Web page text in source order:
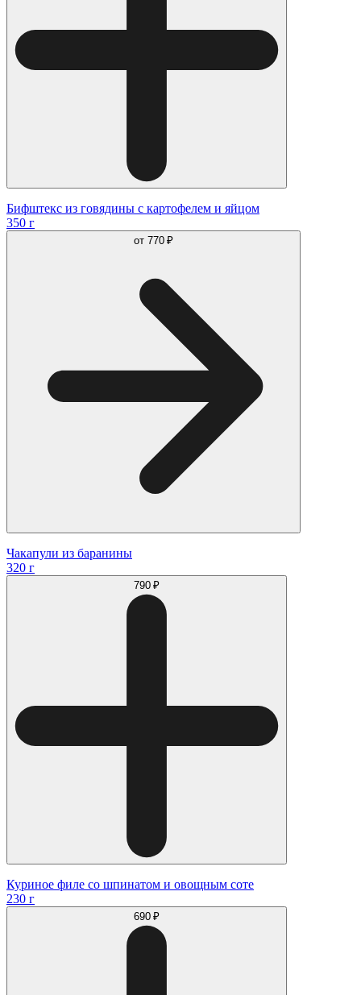
Бифштекс из говядины с картофелем и яйцом
350 г
от 770 ₽
Чакапули из баранины
320 г
790 ₽
Куриное филе со шпинатом и овощным соте
230 г
690 ₽